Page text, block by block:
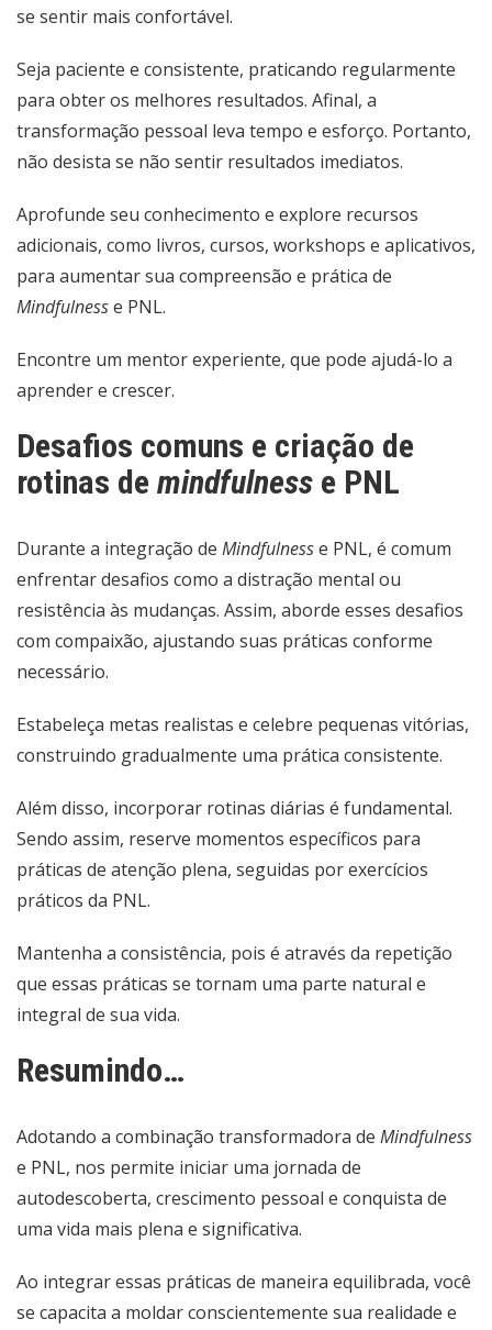
se sentir mais confortável.
Seja paciente e consistente, praticando regularmente
para obter os melhores resultados. Afinal, a
transformação pessoal leva tempo e esforço. Portanto,
não desista se não sentir resultados imediatos.
Aprofunde seu conhecimento e explore recursos
adicionais, como livros, cursos, workshops e aplicativos,
para aumentar sua compreensão e prática de
Mindfulnesse PNL.
Encontre um mentor experiente, que pode ajudá-lo a
aprender e crescer.
Desafios comuns e criação de
rotinas de mindfulness e PNL
Durante a integração de Mindfulnesse PNL, é comum
enfrentar desafios como a distração mental ou
resistência às mudanças. Assim, aborde esses desafios
com compaixão, ajustando suas práticas conforme
necessário.
Estabeleça metas realistas e celebre pequenas vitórias,
construindo gradualmente uma prática consistente.
Além disso, incorporar rotinas diárias é fundamental.
Sendo assim, reserve momentos específicos para
práticas de atenção plena, seguidas por exercícios
práticos da PNL.
Mantenha a consistência, pois é através da repetição
que essas práticas se tornam uma parte natural e
integral de sua vida.
Resumindo…
Adotando a combinação transformadora de Mindfulness
e PNL, nos permite iniciar uma jornada de
autodescoberta, crescimento pessoal e conquista de
uma vida mais plena e significativa.
Ao integrar essas práticas de maneira equilibrada, você
se capacita a moldar conscientemente sua realidade e